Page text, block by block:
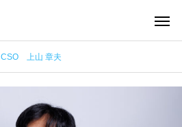
CSO 上山 章夫